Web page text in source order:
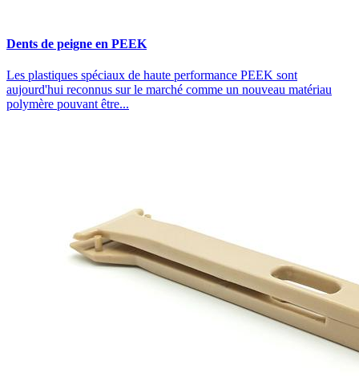
Dents de peigne en PEEK
Les plastiques spéciaux de haute performance PEEK sont
aujourd'hui reconnus sur le marché comme un nouveau matériau
polymère pouvant être...